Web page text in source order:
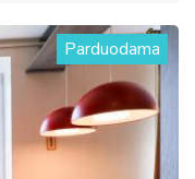
Parduodama